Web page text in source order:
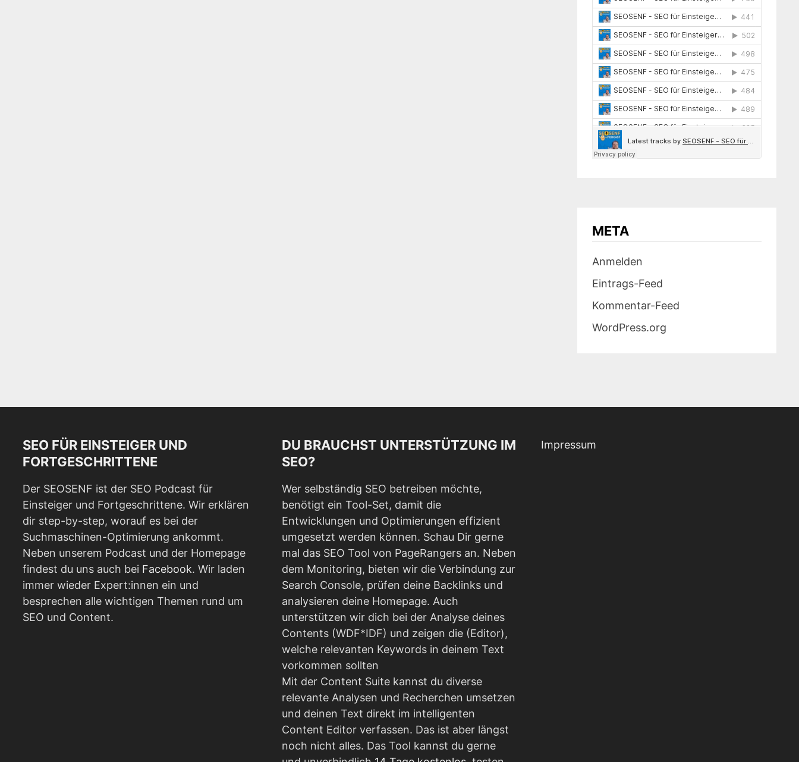
META
Anmelden
Eintrags-Feed
Kommentar-Feed
WordPress.org
SEO FÜR EINSTEIGER UND
FORTGESCHRITTENE
Der SEOSENF ist der SEO Podcast für
Einsteiger und Fortgeschrittene. Wir erklären
dir step-by-step, worauf es bei der
Suchmaschinen-Optimierung ankommt.
Neben unserem Podcast und der Homepage
findest du uns auch bei Facebook. Wir laden
immer wieder Expert:innen ein und
besprechen alle wichtigen Themen rund um
SEO und Content.
DU BRAUCHST UNTERSTÜTZUNG IM
SEO?
Wer selbständig SEO betreiben möchte,
benötigt ein Tool-Set, damit die
Entwicklungen und Optimierungen effizient
umgesetzt werden können. Schau Dir gerne
mal das SEO Tool von PageRangers an. Neben
dem Monitoring, bieten wir die Verbindung zur
Search Console, prüfen deine Backlinks und
analysieren deine Homepage. Auch
unterstützen wir dich bei der Analyse deines
Contents (WDF*IDF) und zeigen die (Editor),
welche relevanten Keywords in deinem Text
vorkommen sollten
Mit der Content Suite kannst du diverse
relevante Analysen und Recherchen umsetzen
und deinen Text direkt im intelligenten
Content Editor verfassen. Das ist aber längst
noch nicht alles. Das Tool kannst du gerne
Impressum